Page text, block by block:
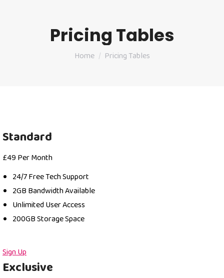
Pricing Tables
You are here:
Home Pricing Tables
Standard
£49 Per Month
24/7 Free Tech Support
2GB Bandwidth Available
Unlimited User Access
200GB Storage Space
Sign Up
Exclusive